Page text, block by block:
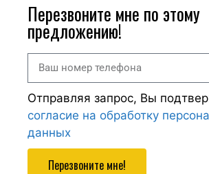
Перезвоните мне по этому
предложению!
Отправляя запрос, Вы
согласие на обработку
данных
Перезвоните мне!